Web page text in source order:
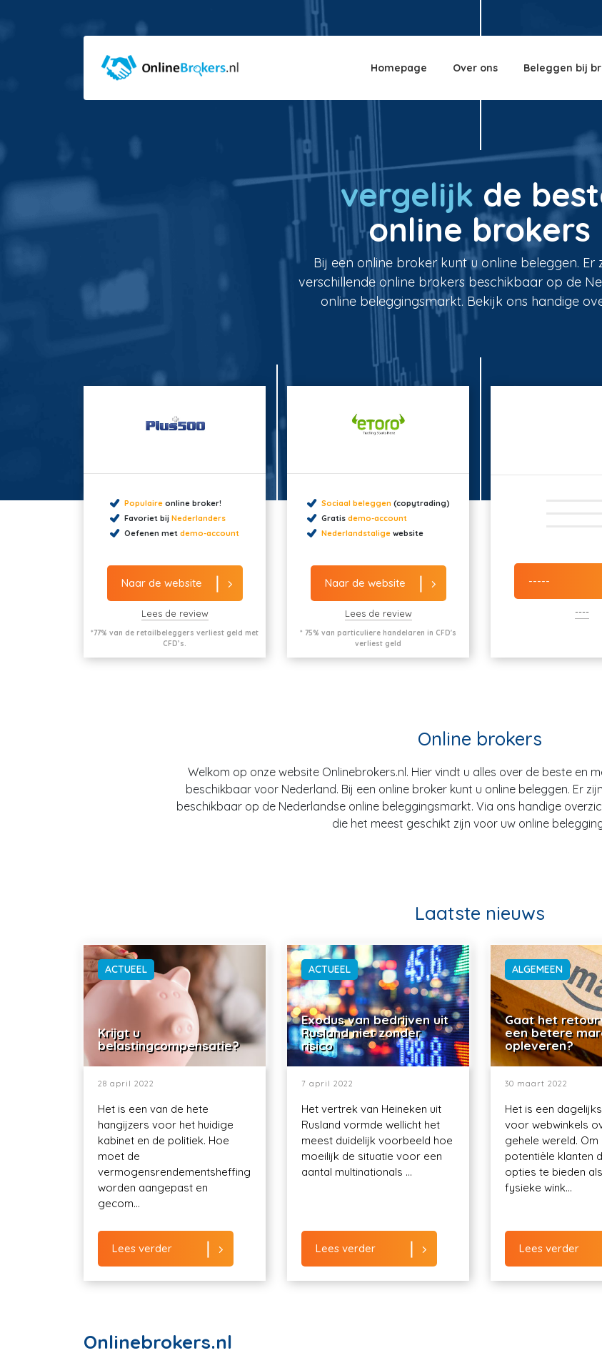
Homepage Over ons Beleggen bij
vergelijk de
online brokers
Bij een online broker kunt u online beleggen. Er
verschillende online brokers beschikbaar op de
online beleggingsmarkt. Bekijk ons handige
Populaire online broker!
Favoriet bij Nederlanders
Oefenen met demo-account
Naar de website
Lees de review
*77% van de retailbeleggers verliest geld met
CFD’s.
Sociaal beleggen (copytrading)
Gratis demo-account
Nederlandstaligewebsite
Naar de website
Lees de review
* 75% van particuliere handelaren in CFD's
verliest geld
-----
----
Online brokers
Welkom op onze website Onlinebrokers.nl. Hier vindt u alles over de beste en
beschikbaar voor Nederland. Bij een online broker kunt u online beleggen. Er
beschikbaar op de Nederlandse online beleggingsmarkt. Via ons handige
die het meest geschikt zijn voor uw online
Laatste nieuws
ACTUEEL
Krijgt u
belastingcompensatie?
28 april 2022
Het is een van de hete
hangijzers voor het huidige
kabinet en de politiek. Hoe
moet de
vermogensrendementsheffing
worden aangepast en
gecom...
Lees verder
ACTUEEL
Exodus van bedrijven uit
Rusland niet zonder
risico
7 april 2022
Het vertrek van Heineken uit
Rusland vormde wellicht het
meest duidelijk voorbeeld hoe
moeilijk de situatie voor een
aantal multinationals ...
Lees verder
ALGEMEEN
Gaat het
een betere
opleveren?
30 maart 2022
Het is een
voor webwinkels
gehele wereld. Om
potentiële klanten
opties te bieden
fysieke wink...
Lees verder
Onlinebrokers.nl